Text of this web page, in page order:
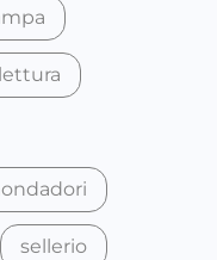
lettura
sellerio